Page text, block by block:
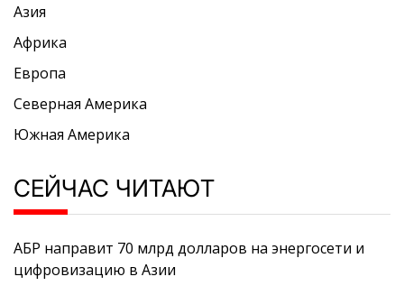
Азия
Африка
Европа
Северная Америка
Южная Америка
СЕЙЧАС ЧИТАЮТ
АБР направит 70 млрд долларов на энергосети и
цифровизацию в Азии